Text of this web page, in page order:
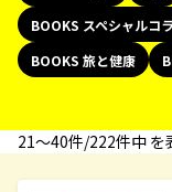
BOOKS スペシャルコ
BOOKS 旅と健康
21〜40件/222件中 を